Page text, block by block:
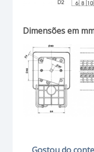
Dimensões em